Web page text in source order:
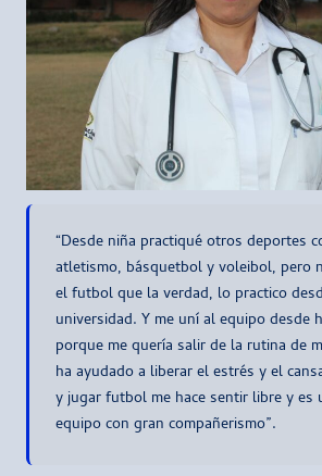
“Desde niña practiqué otros deportes
atletismo, básquetbol y voleibol, pero
el futbol que la verdad, lo practico
universidad. Y me uní al equipo desde
porque me quería salir de la rutina de
ha ayudado a liberar el estrés y el
y jugar futbol me hace sentir libre y es
equipo con gran compañerismo”.